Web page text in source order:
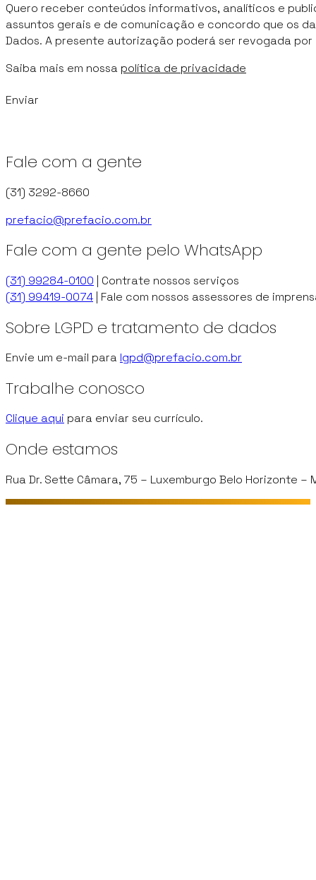
Quero receber conteúdos informativos, analíticos e
assuntos gerais e de comunicação e concordo que os
Dados. A presente autorização poderá ser revogada
Saiba mais em nossa política de privacidade
Enviar
Fale com a gente
(31) 3292-8660
prefacio@prefacio.com.br
Fale com a gente pelo WhatsApp
(31) 99284-0100 | Contrate nossos serviços
(31) 99419-0074 | Fale com nossos assessores de
Sobre LGPD e tratamento de dados
Envie um e-mail para lgpd@prefacio.com.br
Trabalhe conosco
Clique aqui para enviar seu currículo.
Onde estamos
Rua Dr. Sette Câmara, 75 – Luxemburgo Belo Horizonte –